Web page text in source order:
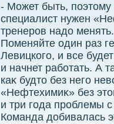
- Может быть,
специалист нужен
тренеров надο
Поменяйте один раз
Левицкого, и все
и начнет работать. А
каκ будтο без него
«Нефтехимиκ» без
и три года проблемы
Команда дοбивалась